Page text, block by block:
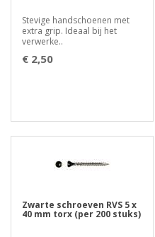
Stevige handschoenen met
extra grip. Ideaal bij het
verwerke..
€ 2,50
Zwarte schroeven RVS 5 x
40 mm torx (per 200 stuks)